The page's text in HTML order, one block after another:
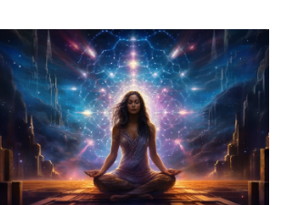
Jako dítě miloval půdu a les, rybaření,
lov a práci na poli. I jeho rodina žila v
souladu s přírodou. Po dvou letech jako
námořní důstojník dokončil bakalářské
studium přírodních...